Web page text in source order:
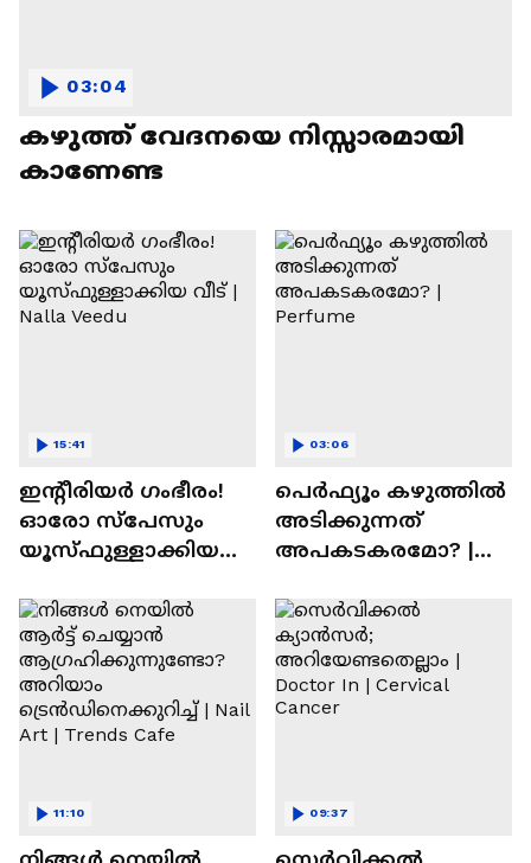
കഴുത്ത് വേദനയെ നിസ്സാരമായി
കാണേണ്ട
03:04
ഇന്റീരിയർ ഗംഭീരം!
ഓരോ സ്‌പേസും
യൂസ്ഫുള്ളാക്കിയ
15:41
പെർഫ്യൂം കഴുത്തിൽ
അടിക്കുന്നത്
അപകടകരമോ? |
03:06
11:10 09:37